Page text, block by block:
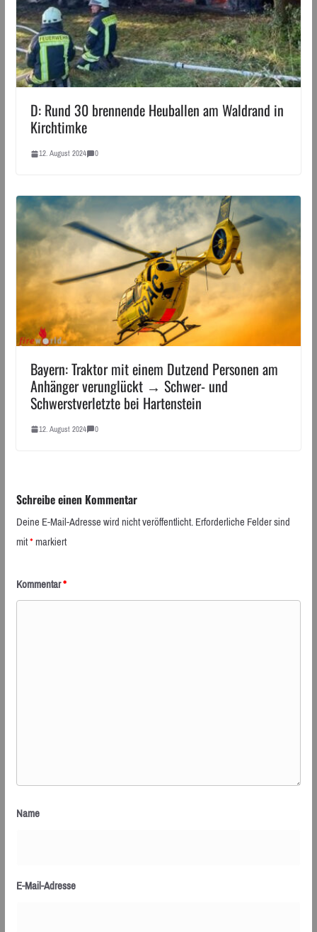
D: Rund 30 brennende Heuballen am Waldrand in
Kirchtimke
12. August 2024 0
Bayern: Traktor mit einem Dutzend Personen am
Anhänger verunglückt → Schwer- und
Schwerstverletzte bei Hartenstein
12. August 2024 0
Schreibe einen Kommentar
Deine E-Mail-Adresse wird nicht veröffentlicht.Erforderliche Felder sind
mit*markiert
Kommentar*
Name
E-Mail-Adresse